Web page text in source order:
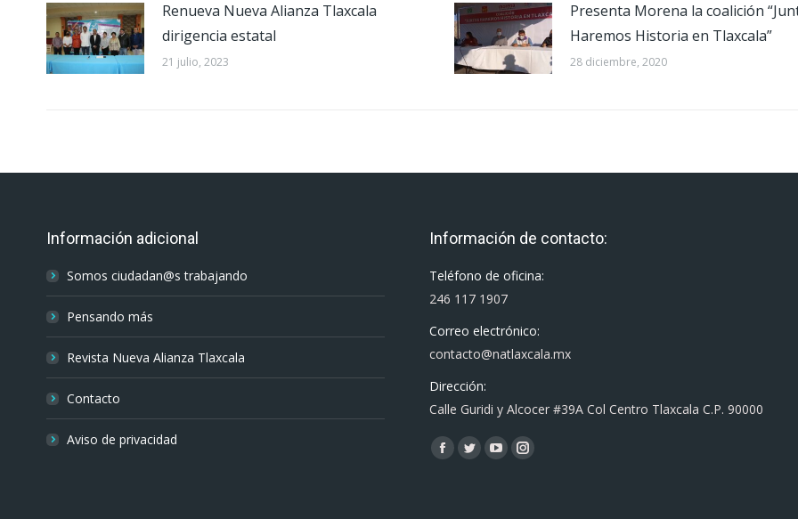
Renueva Nueva Alianza Tlaxcala
dirigencia estatal
21 julio, 2023
Presenta Morena la coalición
Haremos Historia en Tlaxcala”
28 diciembre, 2020
Información adicional
Somos ciudadan@s trabajando
Pensando más
Revista Nueva Alianza Tlaxcala
Contacto
Aviso de privacidad
Información de contacto:
Teléfono de oficina:
246 117 1907
Correo electrónico:
contacto@natlaxcala.mx
Dirección:
Calle Guridi y Alcocer #39A Col Centro Tlaxcala C.P. 90000
Encuéntranos en:
Facebook
TwitterYouTubeInstagram